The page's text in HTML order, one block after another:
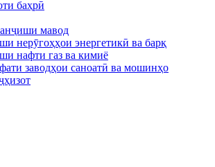
баҳрӣ
мавод
нерӯгоҳҳои энергетикӣ ва барқ
нафти газ ва кимиё
заводҳои саноатӣ ва мошинҳо